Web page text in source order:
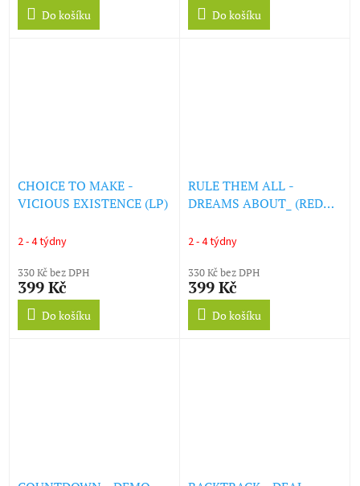
Do košíku Do košíku
CHOICE TO MAKE -
VICIOUS EXISTENCE (LP)
2 - 4 týdny
330 Kč bez DPH
399 Kč
Do košíku
RULE THEM ALL -
DREAMS ABOUT_ (RED
2 - 4 týdny
330 Kč bez DPH
399 Kč
Do košíku